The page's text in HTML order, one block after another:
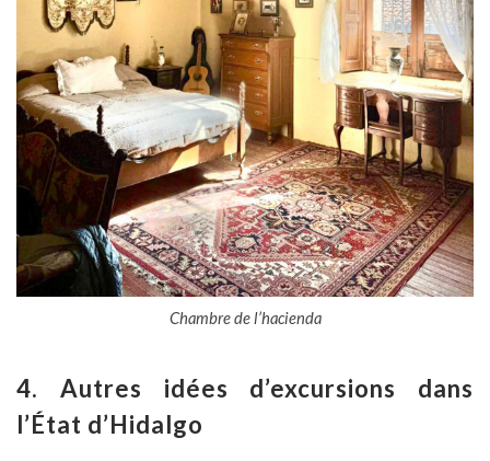
Chambre de l’hacienda
4. Autres idées d’excursions dans
l’État d’Hidalgo